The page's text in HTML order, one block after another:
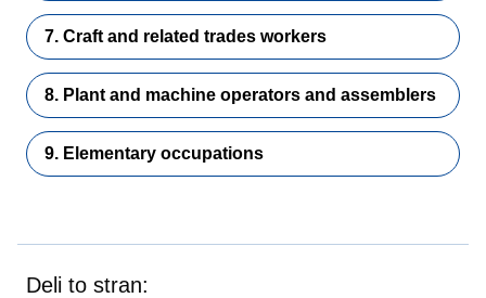
7. Craft and related trades workers
8. Plant and machine operators and assemblers
9. Elementary occupations
Deli to stran: